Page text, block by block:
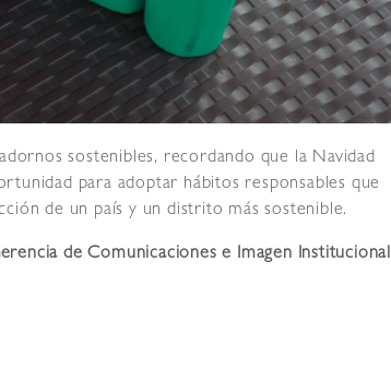
sostenibles, recordando que la Navidad
para adoptar hábitos responsables que
de un país y un distrito más sostenible.
de Comunicaciones e Imagen Institucional